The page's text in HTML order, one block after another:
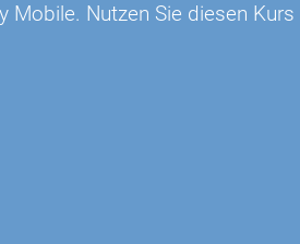
Mobile. Nutzen Sie diesen